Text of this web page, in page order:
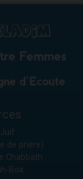
de prière)
Chabbath
Box